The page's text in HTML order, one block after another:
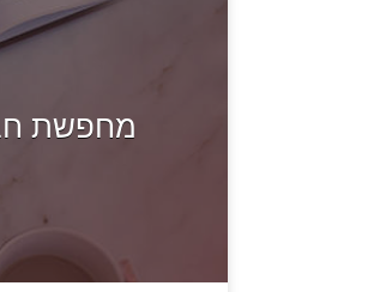
מחפשת